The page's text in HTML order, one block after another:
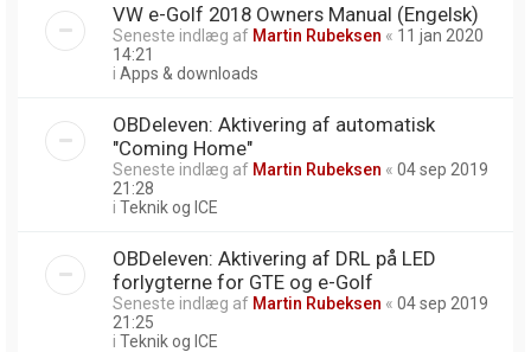
VW e-Golf 2018 Owners Manual (Engelsk)
Seneste indlæg af Martin Rubeksen « 11 jan 2020
14:21
i Apps & downloads
OBDeleven: Aktivering af automatisk
"Coming Home"
Seneste indlæg af Martin Rubeksen « 04 sep 2019
21:28
i Teknik og ICE
OBDeleven: Aktivering af DRL på LED
forlygterne for GTE og e-Golf
Seneste indlæg af Martin Rubeksen « 04 sep 2019
21:25
i Teknik og ICE